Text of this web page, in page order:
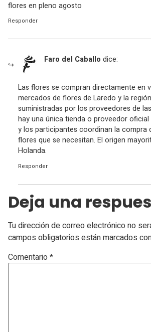
flores en pleno agosto
Responder
Faro del Caballo dice:
Las flores se compran directamente en
mercados de flores de Laredo y la
suministradas por los proveedores de
hay una única tienda o proveedor oficial
y los participantes coordinan la compra
flores que se necesitan. El origen
Holanda.
Responder
Deja una
Tu dirección de correo electrónico no
campos obligatorios están marcados
Comentario*